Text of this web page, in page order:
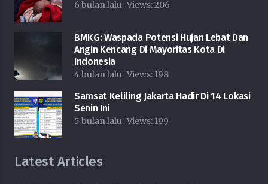
6 bulan lalu Views:206
BMKG: Waspada Potensi Hujan Lebat Dan
Angin Kencang Di Mayoritas Kota Di
Indonesia
4 bulan lalu Views: 198
Samsat Keliling Jakarta Hadir Di 14 Lokasi
Senin Ini
5 bulan lalu Views: 199
Latest Articles